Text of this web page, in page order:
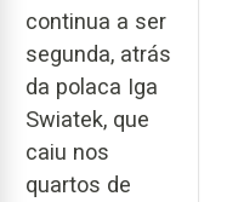
continua a ser
segunda, atrás
da polaca Iga
Swiatek, que
caiu nos
quartos de